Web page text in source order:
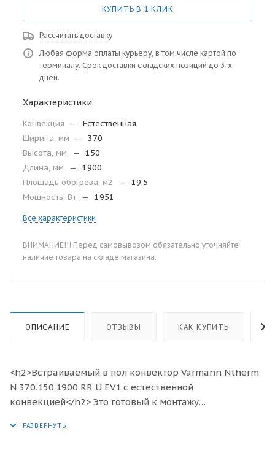
КУПИТЬ В 1 КЛИК
Рассчитать доставку
Любая форма оплаты курьеру, в том числе картой по
терминалу. Срок доставки складских позиций до 3-х
дней.
Характеристики
Конвекция —
Естественная
Ширина, мм
—
370
Высота, мм
—
150
Длина, мм
—
1900
Площадь обогрева, м2
—
19.5
Мощность, Вт
— 1951
Все характеристики
ВНИМАНИЕ!!! Перед самовывозом обязательно уточняйте
наличие товара на складе магазина.
ОПИСАНИЕ ОТЗЫВЫ КАК КУПИТЬ
<h2>Встраиваемый в пол конвектор Varmann Ntherm
N 370.150.1900 RR U EV1 с естественной
конвекцией</h2> Это готовый к монтажу
изоляции от холодного воздуха больших, доходящих